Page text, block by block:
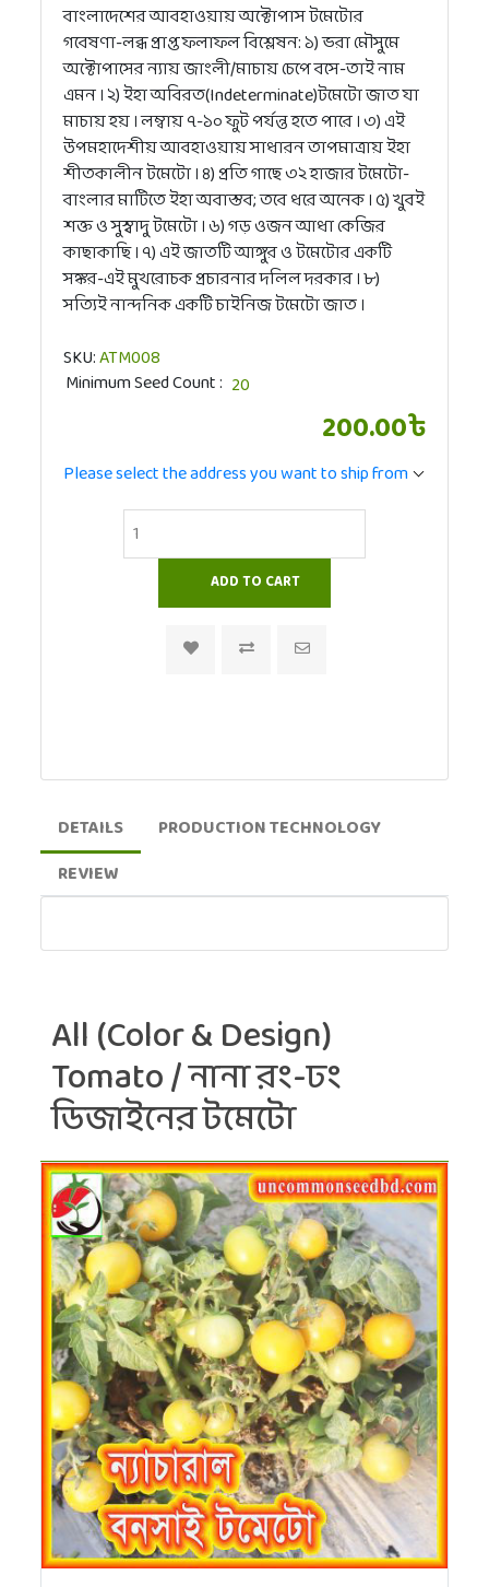
বাংলাদেশের আবহাওয়ায় অক্টোপাস টমেটোর
গবেষণা-লব্ধ প্রাপ্ত ফলাফল বিশ্লেষন: ১) ভরা মৌসুমে
অক্টোপাসের ন্যায় জাংলী/মাচায় চেপে বসে-তাই নাম
এমন । ২) ইহা অবিরত(Indeterminate)টমেটো জাত যা
মাচায় হয় । লম্বায় ৭-১০ ফুট পর্যন্ত হতে পারে । ৩) এই
উপমহাদেশীয় আবহাওয়ায় সাধারন তাপমাত্রায় ইহা
শীতকালীন টমেটো । ৪) প্রতি গাছে ৩২ হাজার টমেটো-
বাংলার মাটিতে ইহা অবাস্তব; তবে ধরে অনেক । ৫) খুবই
শক্ত ও সুস্বাদু টমেটো । ৬) গড় ওজন আধা কেজির
কাছাকাছি । ৭) এই জাতটি আঙ্গুর ও টমেটোর একটি
সঙ্কর-এই মুখরোচক প্রচারনার দলিল দরকার । ৮)
সত্যিই নান্দনিক একটি চাইনিজ টমেটো জাত ।
SKU:ATM008
Minimum Seed Count
200.00৳
Please select the address you want to ship from
DETAILS
PRODUCTION TECHNOLOGY
REVIEW
All (Color & Design)
Tomato / নানা রং-ঢং
ডিজাইনের টমেটো